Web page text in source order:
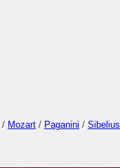
/ Mozart / Paganini / Sibelius